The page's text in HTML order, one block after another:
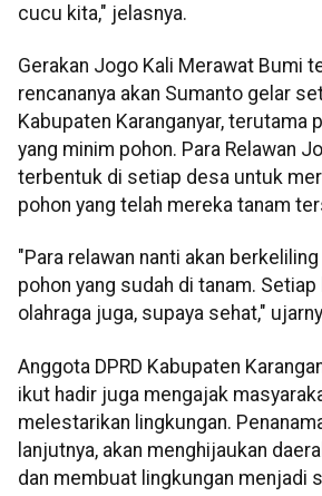
cucu kita," jelasnya.
Gerakan Jogo Kali Merawat Bumi
rencananya akan Sumanto gelar
Kabupaten Karanganyar, terutama
yang minim pohon. Para Relawan
terbentuk di setiap desa untuk
pohon yang telah mereka tanam
"Para relawan nanti akan
pohon yang sudah di tanam.
olahraga juga, supaya sehat,"
Anggota DPRD Kabupaten
ikut hadir juga mengajak
melestarikan lingkungan.
lanjutnya, akan menghijaukan
dan membuat lingkungan menjadi